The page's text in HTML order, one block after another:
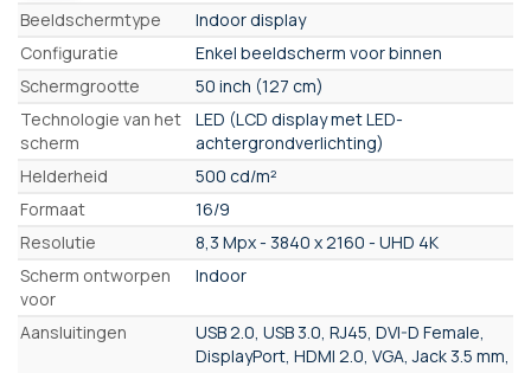
Eigenschappen
Beeldschermtype
Indoor display
Configuratie
Enkel beeldscherm voor binnen
Schermgrootte
50 inch (127 cm)
Technologie van het
scherm
LED (LCD display met LED-
achtergrondverlichting)
Helderheid
500 cd/m²
Formaat
16/9
Resolutie
8,3 Mpx - 3840 x 2160 - UHD 4K
Scherm ontworpen
voor
Indoor
Aansluitingen
USB 2.0, USB 3.0, RJ45, DVI-D Female,
DisplayPort, HDMI 2.0, VGA, Jack 3.5 mm,